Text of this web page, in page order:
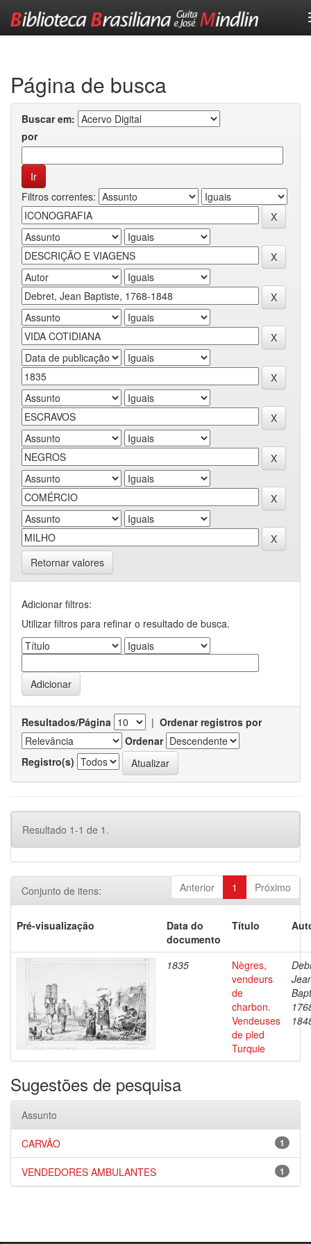
Página de busca
Buscar em:
por
Filtros correntes:
Retornar valores
Adicionar filtros:
Utilizar filtros para refinar o resultado de busca.
Resultados/Página | Ordenar registros por
Ordenar
Registro(s)
Resultado 1-1 de 1.
Anterior 1 Próximo
Conjunto de itens:
Pré-visualização
Data do
documento
Título
1835
Nègres,
vendeurs
de
charbon.
Vendeuses
de pled
Turquie
Sugestões de pesquisa
Assunto
1
CARVÃO
1
VENDEDORES AMBULANTES